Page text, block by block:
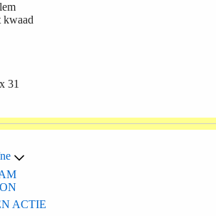
kwaad
31
ACTIE